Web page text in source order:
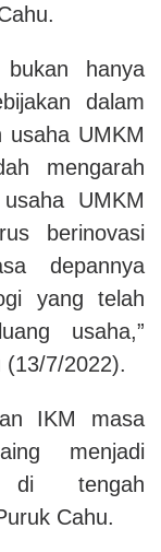
hanya
dalam
usaha UMKM
mengarah
UMKM
berinovasi
depannya
yang telah
usaha,”
7/2022).
IKM masa
menjadi
di tengah
Cahu.